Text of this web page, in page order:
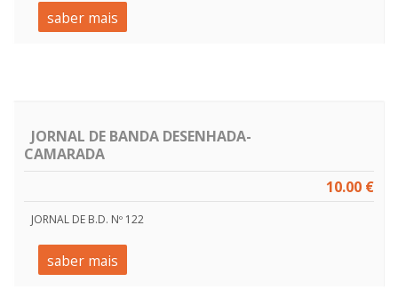
saber mais
JORNAL DE BANDA DESENHADA-
CAMARADA
10.00 €
JORNAL DE B.D. Nº 122
saber mais